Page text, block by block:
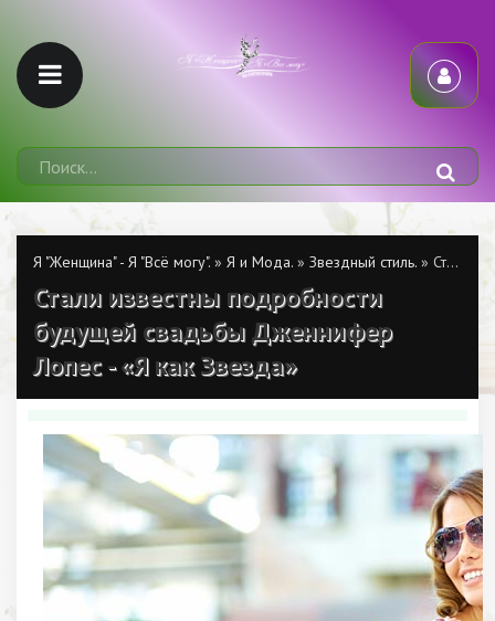
Я "Женщина" - Я "Всё могу". » Я и Мода. » Звездный стиль. » Стали известны подробности будущей свадьбы Дженнифер Лопес - «Я как Звезда»
Стали известны подробности
будущей свадьбы Дженнифер
Лопес - «Я как Звезда»